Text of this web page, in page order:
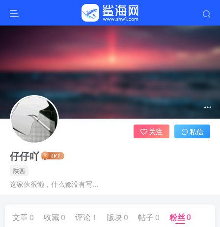
仔仔吖
陕西
这家伙很懒，什么都没有写...
关注 私信
文章0 收藏 0 评论 1 版块 0 帖子 0 粉丝0